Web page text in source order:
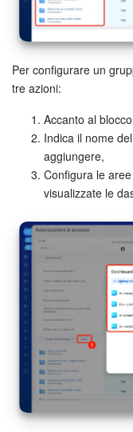
Per configurare un
tre azioni:
Accanto al blocco
Indica il nome
aggiungere,
Configura le
visualizzate le